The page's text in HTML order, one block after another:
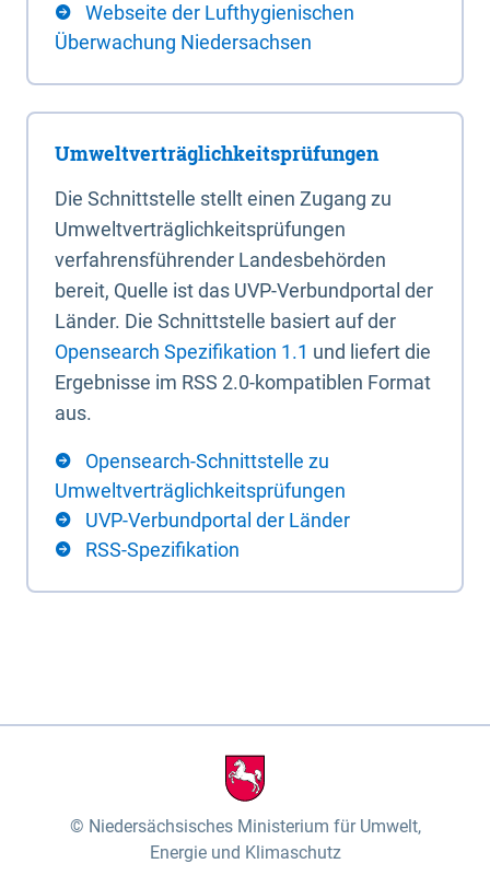
Webseite der Lufthygienischen
Überwachung Niedersachsen
Umweltverträglichkeitsprüfungen
Die Schnittstelle stellt einen Zugang zu
Umweltverträglichkeitsprüfungen
verfahrensführender Landesbehörden
bereit, Quelle ist das UVP-Verbundportal der
Länder. Die Schnittstelle basiert auf der
Opensearch Spezifikation 1.1 und liefert die
Ergebnisse im RSS 2.0-kompatiblen Format
aus.
Opensearch-Schnittstelle zu
Umweltverträglichkeitsprüfungen
UVP-Verbundportal der Länder
RSS-Spezifikation
Niedersächsisches Ministerium für Umwelt,
Energie und Klimaschutz